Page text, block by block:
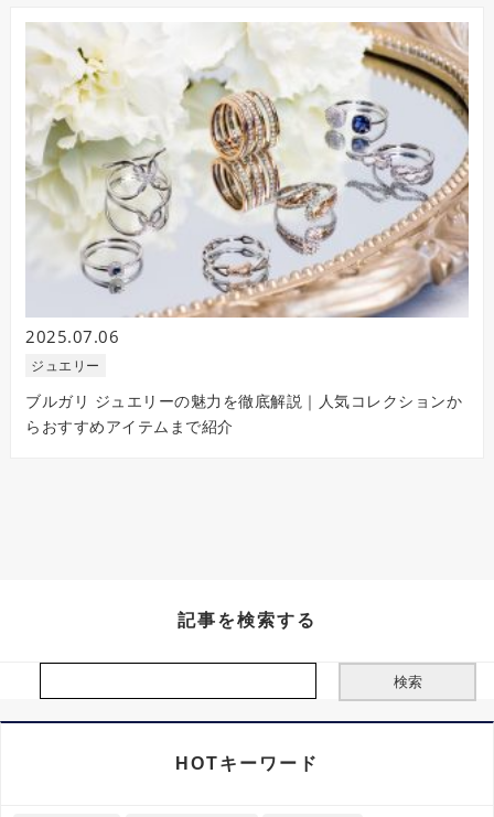
2025.07.06
ジュエリー
ブルガリ ジュエリーの魅力を徹底解説｜人気コレクションか
らおすすめアイテムまで紹介
記事を検索する
HOTキーワード